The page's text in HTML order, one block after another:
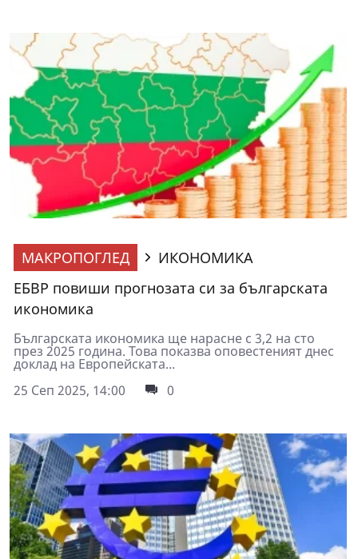
МАКРОПОГЛЕД
ИКОНОМИКА
ЕБВР повиши прогнозата си за българската
икономика
Българската икономика ще нарасне с 3,2 на сто
през 2025 година. Това показва оповестеният днес
доклад на Европейската...
25 Сеп 2025, 14:00
0